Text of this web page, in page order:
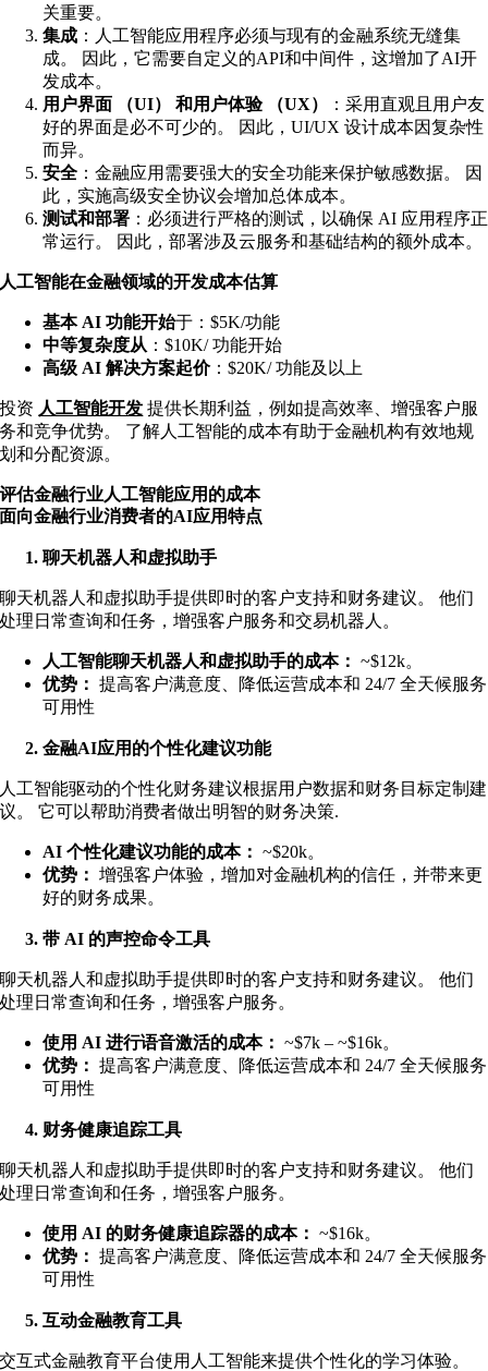
关重要。
集成 ：人工智能应用程序必须与现有的金融系统无缝集
成。 因此，它需要自定义的API和中间件，这增加了AI开
发成本。
用户界面 （UI） 和用户体验 （UX）
：采用直观且用户友
好的界面是必不可少的。 因此，UI/UX 设计成本因复杂性
而异。
安全 ：金融应用需要强大的安全功能来保护敏感数据。 因
此，实施高级安全协议会增加总体成本。
测试和部署 ：必须进行严格的测试，以确保 AI 应用程序正
常运行。 因此，部署涉及云服务和基础结构的额外成本。
人工智能在金融领域的开发成本估算
基本 AI 功能开始于：$5K/功能
中等复杂度从 ：$10K/ 功能开始
高级 AI 解决方案起价：$20K/ 功能及以上
投资 人工智能开发 提供长期利益，例如提高效率、增强客户服
务和竞争优势。 了解人工智能的成本有助于金融机构有效地规
划和分配资源。
评估金融行业人工智能应用的成本
面向金融行业消费者的AI应用特点
聊天机器人和虚拟助手
聊天机器人和虚拟助手提供即时的客户支持和财务建议。 他们
处理日常查询和任务，增强客户服务和交易机器人。
人工智能聊天机器人和虚拟助手的成本： ~$12k。
优势：提高客户满意度、降低运营成本和 24/7 全天候服务
可用性
金融AI应用的个性化建议功能
人工智能驱动的个性化财务建议根据用户数据和财务目标定制建
议。 它可以帮助消费者做出明智的财务决策.
AI 个性化建议功能的成本： ~$20k。
优势：增强客户体验，增加对金融机构的信任，并带来更
好的财务成果。
带 AI 的声控命令工具
聊天机器人和虚拟助手提供即时的客户支持和财务建议。 他们
处理日常查询和任务，增强客户服务。
使用 AI 进行语音激活的成本： ~$7k – ~$16k。
优势：提高客户满意度、降低运营成本和 24/7 全天候服务
可用性
财务健康追踪工具
聊天机器人和虚拟助手提供即时的客户支持和财务建议。 他们
处理日常查询和任务，增强客户服务。
使用 AI 的财务健康追踪器的成本： ~$16k。
优势：提高客户满意度、降低运营成本和 24/7 全天候服务
可用性
互动金融教育工具
交互式金融教育平台使用人工智能来提供个性化的学习体验。